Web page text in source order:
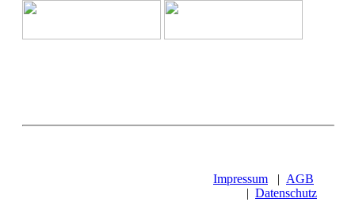
Impressum | AGB
| Datenschutz